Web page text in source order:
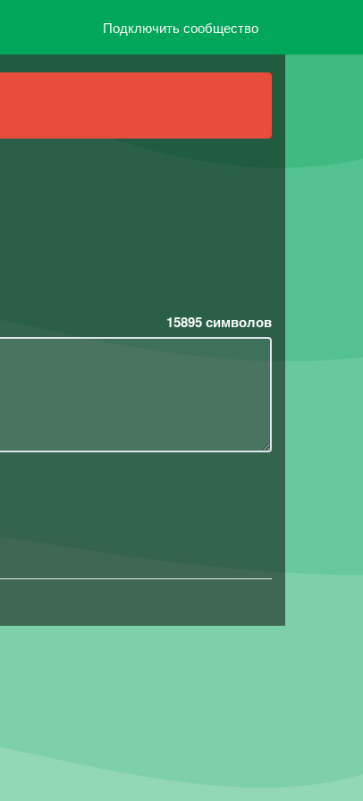
Подключить сообщество
15895символов